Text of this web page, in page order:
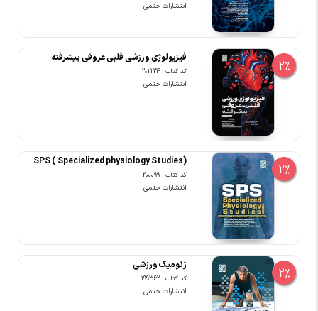
انتشارات حتمی
2%
فیزیولوژی ورزشی قلبی عروقی پیشرفته
کد کتاب : 202224
انتشارات حتمی
2%
SPS ( Specialized physiology Studies)
کد کتاب : 200099
انتشارات حتمی
2%
ژنومیک ورزشی
کد کتاب : 199362
انتشارات حتمی